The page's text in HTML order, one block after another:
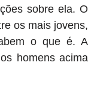
sobre ela. O
os mais jovens,
o que é. A
homens acima